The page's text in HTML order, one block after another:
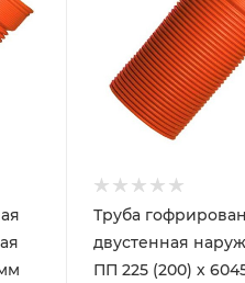
Труба
двустенная
ПП 225 (200) х